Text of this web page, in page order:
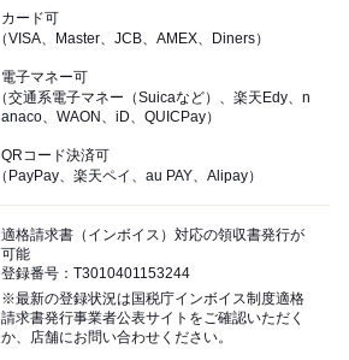
カード可
（VISA、Master、JCB、AMEX、Diners）
電子マネー可
（交通系電子マネー（Suicaなど）、楽天Edy、n
anaco、WAON、iD、QUICPay）
QRコード決済可
（PayPay、楽天ペイ、au PAY、Alipay）
適格請求書（インボイス）対応の領収書発行が
可能
登録番号：T3010401153244
※最新の登録状況は国税庁インボイス制度適格
請求書発行事業者公表サイトをご確認いただく
か、店舗にお問い合わせください。